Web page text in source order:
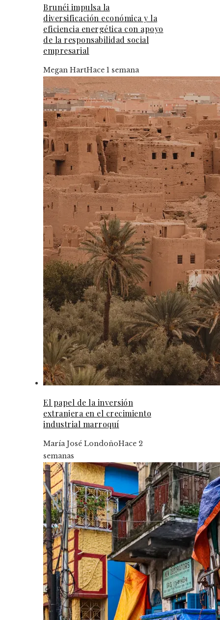
Brunéi impulsa la
diversificación económica y la
eficiencia energética con apoyo
de la responsabilidad social
empresarial
Megan HartHace 1 semana
El papel de la inversión
extranjera en el crecimiento
industrial marroquí
María José LondoñoHace 2
semanas